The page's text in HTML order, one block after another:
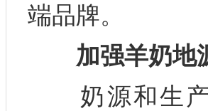
端品牌。
加强羊奶地
奶源和生产